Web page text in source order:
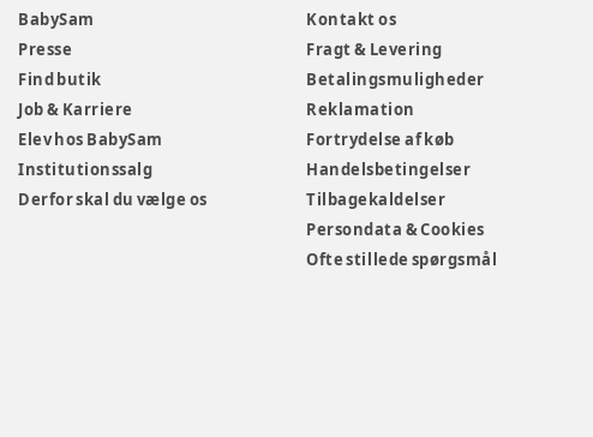
BabySam
Presse
Find butik
Job & Karriere
Elev hos BabySam
Institutionssalg
Derfor skal du vælge os
Kontakt os
Fragt & Levering
Betalingsmuligheder
Reklamation
Fortrydelse af køb
Handelsbetingelser
Tilbagekaldelser
Persondata & Cookies
Ofte stillede spørgsmål